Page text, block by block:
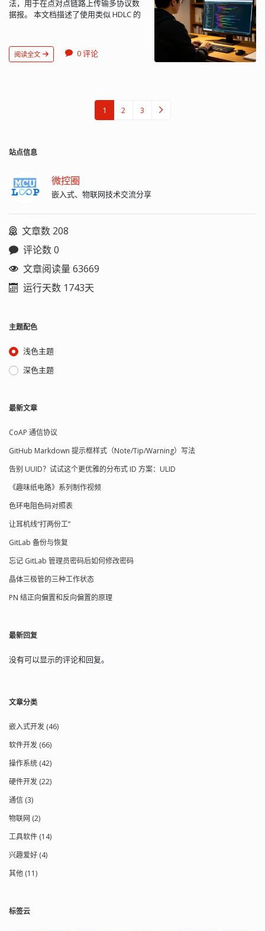
性。 -R <string> ..........为Qt添加一个显
式的运行时库路径库。支持相对于
时库路径。如同-R LIBDIR。在苹果平台
上，禁用这意味着使用绝对安装名称
（仅适用于Unix） -plugin-manifests ....
将清单嵌入插件[no]（仅限Windows） -
.................使用预编译头文件[auto] -ltcg
gold-linker .....使用GNU gold链接器
[auto] -incredibuild-xge ....使用
IncrediBuild XGE [no]（仅限
make-tool <tool> ....使用<tool>构建
qmake [nmake]（仅适用于Windows）
-mp ..................使用多个处理器进行编译
（仅限MSVC） -warnings-are-errors。
将警告视为错误[no; yes如果-
developer-build] -silent ..............减少构
<dir> ....... 将<dir>设置为目标sysroot -
gcc-sysroot ......... 使用-sysroot，将编译
使用pkg-config [auto]（仅适用于
Unix） -D <string> ..........传递附加的预
处理器定义 -I <string> ..........传递额外的
径（仅适用于Apple） -sdk <sdk>
Qt。争论应该是以下列出的可用SDK之
一'xcodebuild -showsdks'。请注意，
该参数仅适用于Qt库和使用目标mkspec
构建的应用程序 - 不是主机工具，如
path ....设置Android SDK根路径[
ND ROI D DKROOT]
an d ro id − dk 路径 ....
设置An d ro dN DK根
路径[
ANDROID_NDK_ROOT] -android-ndk-
platform设置Android平台 -android-
（linux-x86，linux-x86_64等）[$
ANDROID_NDK_HOST] -android-arch
armeabi-v7a，arm64-v8a，x86，
x86_64，mips，mips64） -android-
toolchain-version ...设置Android工具链
样式表现良好正确的，但也使得Android
Component selection -skip <repo>
列表。[库和例子，如果不是交叉构建也
nomake <part> .......从要构建的零件列
....未设置时，只安装示例的源代码[是] -
gui .................构建Qt GUI模块和依赖
块和依赖[yes] -no-dbus .............不要构
建Qt D-Bus模块[Android和Windows默
认] -dbus-linked .........构建Qt D-Bus并链
接到libdbus-1 [auto] -dbus-runtime
[no] -accessibility.......启用可访问性支持
[是]注意：不建议禁用可访问性。 -qml-
debug ...........启用QML调试支持[yes] Qt
附带一些第三方库的捆绑副本。这些被
doubleconversion ....选择使用的双转换
库[system / qt / no]没有暗示使用
书或客户端证书进行签名。 服务器证书
是我们最常见的，访问多有 https 的网
就会帮我们处理证书。如果证书是由不
知名机构颁发，浏览器会跳出窗口，问
原因是服务器想验证客户的合法性。这
时候，信任是双向的。 一般互联网上，
用于在私人网络或测试环境中时，与公
OpenSSL 自签名证书是由 OpenSSL 库
生成的一种数字证书，它用于加密与认
证，由证书持有人本身进行签名。这样
genrsa：用于生成 RSA 密钥对的
加密算法加密密钥对，该参数需要用户
在密钥生成过程中输入一个口令用于加
密。今后使用该密钥时，需要输入相应
的口令（服务启动时要输入）。如果不
数位数，在一定程度上表征了密钥强
度。 可以查看密钥： openssl rsa -
生成证书过程中其实使用不到公钥文件
的。 openssl rsa -in private.pem -
pubout > public.pem 数据签名认证测试
message for signing > data.txt
out sha1.sign data.txt 2、公钥验签：
-signature sha1.sign data.txt 输出
Verified OK 说明签名验证正确。内容没
演 CA 的角色来给证书签名，完成标准的
证书申请流程。还有更简单的办法，那
就是自签名。 以前生成证书的时候不需
要备用名称字段（subjectAltName），
段。如果没有这个字段，即使证书的
CN（Common Name）与你的域名或 IP
效：
所以我们需要配置扩展信息，可以与常
default_md = sha256 req_extensions
[dn] C=CN ST=Guangdong
[req_ext] #不一定是这个名字，但要与
CA:FALSE keyUsage =
keyEncipherment subjectAltName =
@alt_names [alt_names] #不一定是这
个名字，但要与其他地方匹配
IP.0=192.168.1.100 IP.1=如果还有别的就
DNS.1=如果有别的域名也可以这样添加
保存成一个文件名（任意），比如：
该先生成申请文件： # openssl req -
new -key private.pem -out cert.csr -
config req.conf 不过我们自签名，就不
用申请文件了，直接签名即可生成证
config req.conf -extensions req_ext -
days 3650：从生成之时算起，证书时效
"/data/www/phpMyAdmin-5.2.1-all-
languages"; index index.php
fastcgi_param SCRIPT_FILENAME
$request_filename; fastcgi_pass
https://www.example.com/phpmyadmin/
等，都支持这一设置。 在 Linux 上可使
用 Vi/Vim 转换： #查看文件格式： :set
:set ff=unix 或 :set fileformat=unix #保
存并退出 :wq 使用 Git 进行自动转换：
交时自动转换换行符： git config --
global core.autocrlf true 注意：在修改
databases, -B：用于备份多个数据库。
如果没有该选项，mysqldump 把第一个
字都当作为数据库名。 --force, -f：即使
发现 sql 错误，也忽略错误继续备份。 --
password[=password], -
p[password]：连接数据库使用的密
mysqldump 时，你需要根据你的需求选
注意，mysqldump 生成的备份文件是
SQL 脚本，你可以使用任何文本编辑器
可以使用 mysql 命令来执行这个 SQL 脚
本，将数据恢复到数据库中。 在使用
小心操作，避免数据丢失或损坏。建议
在正式操作前，先在一个测试环境中进
行验证，确保操作的正确性和安全性。
手动备份
my sqldump− uroot−p
数 据库名>数 据库
名 sqlEnterp assword
直 接生成压缩文件：
何才能做到不输入密码？毕竟要做到定
密码吧。 使用 ~/.my.cnf 配置文件： 在
MySQL 用户的家目录下创建一个名为
.my.cnf 的配置文件。例如，如果
容： [mysqldump]
password=your_mysql_password 将
your_mysql_password 替换为您的
MySQL 用户名和密码。 设置文件的权
限，确保只有文件所有者可以读取它：
chmod 600 ~/.my.cnf 现在，当您以该用
带 -p 参数），它将自动从 .my.cnf 文件
中读取用户名和密码，而无需手动输
#!/bin/sh dbname='数据库名'
mysqldump -u root
dbname|gzip>/data/backup/
dbname-`date +"%Y%m%d"`.sql.gz 设
db_backup.sh 配置定时任务： $
晨 1 点钟执行备份任务...
法，用于在点对点链路上传输多协议数
据报。 本文档描述了使用类似 HDLC 的
Flag | Address | Control | | 01111110
| 11111111 | 00000011 | +----------+-------
-----+ +----------+----------+----------------- |
FCS | Flag | Inter-frame Fill |16/32
义，转义符为 7d（计算完 CRC 后再转
要转义。 字节 c 转义后为：0x7d (c xor
0x20)，例如： ​ 0x7e is encoded as
encoded as 0x7d, 0x5d. (Control
Escape) ​ 0x03 is encoded as 0x7d,
0x23. (ETX) 协议文本： RFC 1662_ PPP
in HDLC-like Framing.p...
阅读全文 0 评论
1 2 3
站点信息
微控圈
嵌入式、物联网技术交流分享
文章数 208
评论数 0
文章阅读量 63669
运行天数 1743天
主题配色
浅色主题
深色主题
最新文章
CoAP 通信协议
GitHub Markdown 提示框样式（Note/Tip/Warning）写法
告别 UUID？试试这个更优雅的分布式 ID 方案：ULID
《趣味纸电路》系列制作视频
色环电阻色码对照表
让耳机线“打两份工”
GitLab 备份与恢复
忘记 GitLab 管理员密码后如何修改密码
晶体三极管的三种工作状态
PN 结正向偏置和反向偏置的原理
最新回复
没有可以显示的评论和回复。
文章分类
嵌入式开发 (46)
软件开发 (66)
操作系统 (42)
硬件开发 (22)
通信 (3)
物联网 (2)
工具软件 (14)
兴趣爱好 (4)
其他 (11)
标签云